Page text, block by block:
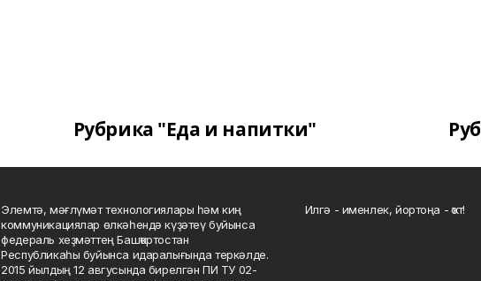
Рубрика "Еда и напитки"
Элемтә, мәғлүмәт технологиялары һәм киң
коммуникациялар өлкәһендә күҙәтеү буйынса
федераль хеҙмәттең Башҡортостан
Республикаһы буйынса идаралығында теркәлде.
2015 йылдың 12 авгусында бирелгән ПИ ТУ 02-
Илгә - именлек, йортоңа - ҡот!